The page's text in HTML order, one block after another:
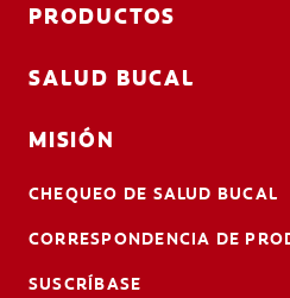
PRODUCTOS
SALUD BUCAL
MISIÓN
CHEQUEO DE SALUD BUCAL
CORRESPONDENCIA DE
SUSCRÍBASE